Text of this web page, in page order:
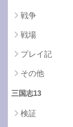
戦争
戦場
プレイ記
その他
三国志13
検証